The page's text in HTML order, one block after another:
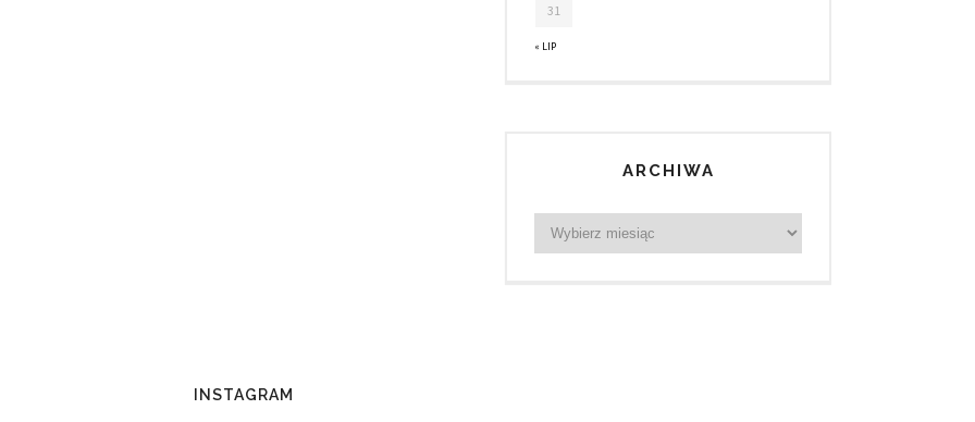
« LIP
31
ARCHIWA
INSTAGRAM